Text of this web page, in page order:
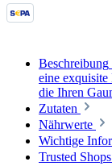
Beschreibung
eine
die Ihren
Zutaten
Nährwerte
Wichtige
Trusted